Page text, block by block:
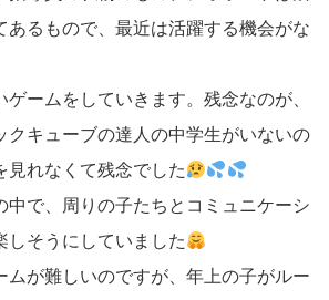
あるもので、最近は活躍する機会がな
ームをしていきます。残念なのが、
クキューブの達人の中学生がいないの
見れなくて残念でした
中で、周りの子たちとコミュニケーシ
しそうにしていました
ムが難しいのですが、年上の子がルー